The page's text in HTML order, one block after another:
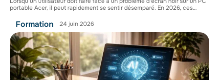
portable Acer, il peut rapidement se sentir désemparé. En 2026, ces…
Formation 24 juin 2026